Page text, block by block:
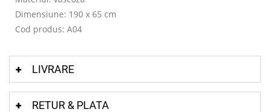
Dimensiune: 190 x 65 cm
Cod produs: A04
LIVRARE
RETUR & PLATA